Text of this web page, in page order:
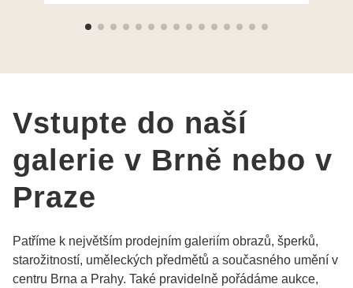
výběru, jak už bylo napsáno - na požádání
Vstupte do naší
galerie v Brně nebo v
Praze
Patříme k největším prodejním galeriím obrazů, šperků,
starožitností, uměleckých předmětů a současného umění v
centru Brna a Prahy. Také pravidelně pořádáme aukce,